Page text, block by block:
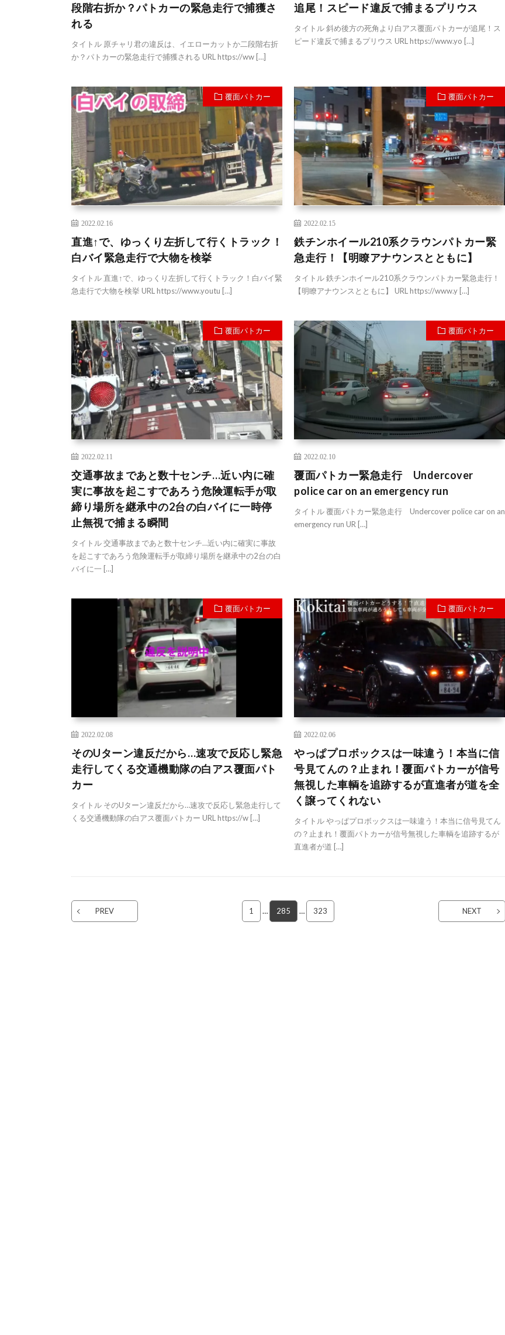
段階右折か？パトカーの緊急走行で捕獲さ
れる
タイトル 原チャリ君の違反は、イエローカットか二段階右折
か？パトカーの緊急走行で捕獲される URL https://ww […]
追尾！スピード違反で捕まるプリウス
タイトル 斜め後方の死角より白アス覆面パトカーが追尾！ス
ピード違反で捕まるプリウス URL https://www.yo […]
覆面パトカー
2022.02.16
直進↑で、ゆっくり左折して行くトラック！
白バイ緊急走行で大物を検挙
タイトル 直進↑で、ゆっくり左折して行くトラック！白バイ緊
急走行で大物を検挙 URL https://www.youtu […]
覆面パトカー
2022.02.15
鉄チンホイール210系クラウンパトカー緊
急走行！【明瞭アナウンスとともに】
タイトル 鉄チンホイール210系クラウンパトカー緊急走行！
【明瞭アナウンスとともに】 URL https://www.y […]
覆面パトカー
2022.02.11
交通事故まであと数十センチ…近い内に確
実に事故を起こすであろう危険運転手が取
締り場所を継承中の2台の白バイに一時停
止無視で捕まる瞬間
タイトル 交通事故まであと数十センチ…近い内に確実に事故
を起こすであろう危険運転手が取締り場所を継承中の2台の白
バイに一 […]
覆面パトカー
2022.02.10
覆面パトカー緊急走行 Undercover
police car on an emergency run
タイトル 覆面パトカー緊急走行 Undercover police car on an
emergency run UR […]
覆面パトカー
2022.02.08
そのUターン違反だから…速攻で反応し緊急
走行してくる交通機動隊の白アス覆面パト
カー
タイトル そのUターン違反だから…速攻で反応し緊急走行して
くる交通機動隊の白アス覆面パトカー URL https://w […]
覆面パトカー
2022.02.06
やっぱプロボックスは一味違う！本当に信
号見てんの？止まれ！覆面パトカーが信号
無視した車輌を追跡するが直進者が道を全
く譲ってくれない
タイトル やっぱプロボックスは一味違う！本当に信号見てん
の？止まれ！覆面パトカーが信号無視した車輌を追跡するが
直進者が道 […]
PREV 1 … 285 … 323 NEXT